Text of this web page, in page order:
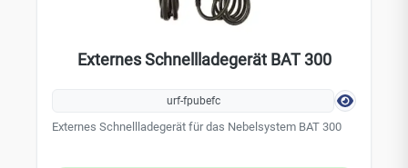
Externes Schnellladegerät BAT 300
urf-fpubefc
Externes Schnellladegerät für das Nebelsystem BAT 300